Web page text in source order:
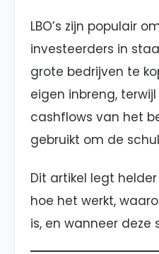
LBO’s zijn populair
investeerders in
grote bedrijven te
eigen inbreng,
cashflows van het
gebruikt om de
Dit artikel legt
hoe het werkt,
is, en wanneer deze